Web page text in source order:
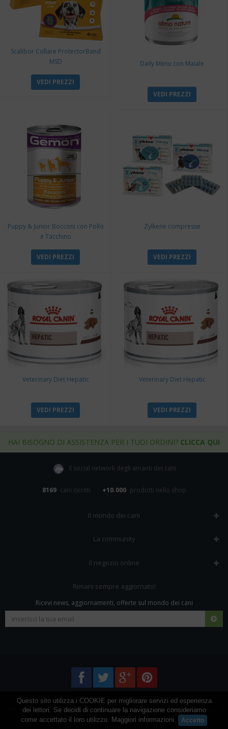
Scalibor Collare ProtectorBand
MSD
VEDI PREZZI
Daily Menu con Maiale
VEDI PREZZI
Puppy & Junior Bocconi con Pollo
e Tacchino
VEDI PREZZI
Zylkene compresse
VEDI PREZZI
Veterinary Diet Hepatic
VEDI PREZZI
Veterinary Diet Hepatic
VEDI PREZZI
HAI BISOGNO DI ASSISTENZA PER I TUOI ORDINI? CLICCA QUI
Il social network degli amanti dei cani
8169 cani iscritti +10.000 prodotti nello shop
Il mondo dei cani
Tutte le razze
La community
Home
Tutti i cani iscritti
Il negozio online
Negozio per cani
Spedizioni e resi
Rimani sempre aggiornato!
Ricevi news, aggiornamenti, offerte sul mondo dei cani
Cani.it © 2013-2026 •Privacy•Frezza Network S.R.L. P.I. 01821400676 REA: TE
155907 - Tutti i diritti riservati
Questo sito utilizza i COOKIE per migliorare servizi ed esperienza
dei lettori. Se decidi di continuare la navigazione consideriamo
come accettato il loro utilizzo. Maggiori informazioni.